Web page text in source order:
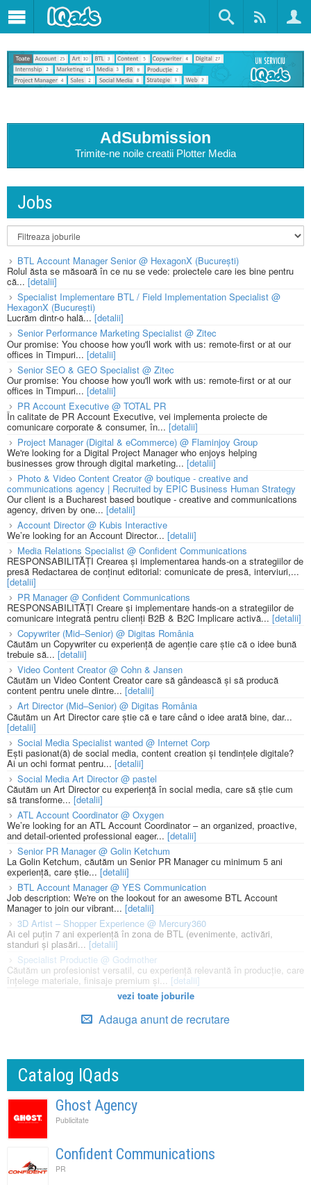
AdSubmission
Trimite-ne noile creatii Plotter Media
Jobs
BTL Account Manager Senior @ HexagonX (București)
Rolul ăsta se măsoară în ce nu se vede: proiectele care ies bine pentru
că... [detalii]
Specialist Implementare BTL / Field Implementation Specialist @
HexagonX (București)
Lucrăm dintr-o hală... [detalii]
Senior Performance Marketing Specialist @ Zitec
Our promise: You choose how you'll work with us: remote-first or at our
offices in Timpuri... [detalii]
Senior SEO & GEO Specialist @ Zitec
Our promise: You choose how you'll work with us: remote-first or at our
offices in Timpuri... [detalii]
PR Account Executive @ TOTAL PR
În calitate de PR Account Executive, vei implementa proiecte de
comunicare corporate & consumer, în... [detalii]
Project Manager (Digital & eCommerce) @ Flaminjoy Group
We're looking for a Digital Project Manager who enjoys helping
businesses grow through digital marketing... [detalii]
Photo & Video Content Creator @ boutique - creative and
communications agency | Recruited by EPIC Business Human Strategy
Our client is a Bucharest based boutique - creative and communications
agency, driven by one... [detalii]
Account Director @ Kubis Interactive
We’re looking for an Account Director... [detalii]
Media Relations Specialist @ Confident Communications
RESPONSABILITĂȚI Crearea și implementarea hands-on a strategiilor de
presă Redactarea de conținut editorial: comunicate de presă, interviuri,...
[detalii]
PR Manager @ Confident Communications
RESPONSABILITĂȚI Creare și implementare hands-on a strategiilor de
comunicare integrată pentru clienți B2B & B2C Implicare activă... [detalii]
Copywriter (Mid–Senior) @ Digitas România
Căutăm un Copywriter cu experiență de agenție care știe că o idee bună
trebuie să... [detalii]
Video Content Creator @ Cohn & Jansen
Căutăm un Video Content Creator care să gândească și să producă
content pentru unele dintre... [detalii]
Art Director (Mid–Senior) @ Digitas România
Căutăm un Art Director care știe că e tare când o idee arată bine, dar...
[detalii]
Social Media Specialist wanted @ Internet Corp
Ești pasionat(ă) de social media, content creation și tendințele digitale?
Ai un ochi format pentru... [detalii]
Social Media Art Director @ pastel
Căutăm un Art Director cu experiență în social media, care să știe cum
să transforme... [detalii]
ATL Account Coordinator @ Oxygen
We’re looking for an ATL Account Coordinator – an organized, proactive,
and detail-oriented professional eager... [detalii]
Senior PR Manager @ Golin Ketchum
La Golin Ketchum, căutăm un Senior PR Manager cu minimum 5 ani
experiență, care știe... [detalii]
BTL Account Manager @ YES Communication
Job description: We're on the lookout for an awesome BTL Account
Manager to join our vibrant... [detalii]
3D Artist – Shopper Experience @ Mercury360
Ai cel puțin 7 ani experiență în zona de BTL (evenimente, activări,
standuri și plasări...[detalii]
Specialist Productie @ Godmother
Căutăm un profesionist versatil, cu experiență relevantă în producție, care
înțelege materiale, finisaje premium și... [detalii]
vezi toate joburile
Adauga anunt de recrutare
Catalog IQads
Ghost Agency
Publicitate
Confident Communications
PR